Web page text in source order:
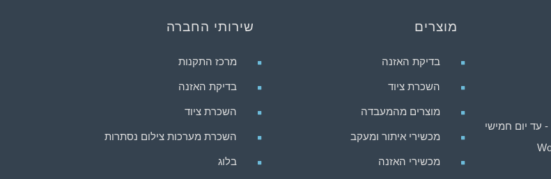
שירותי החברה
מרכז התקנות
בדיקת האזנה
השכרת ציוד
השכרת מערכות צילום נסתרות
בלוג
מוצרים
בדיקת האזנה
השכרת ציוד
מוצרים מהמעבדה
מכשירי איתור ומעקב
מכשירי האזנה